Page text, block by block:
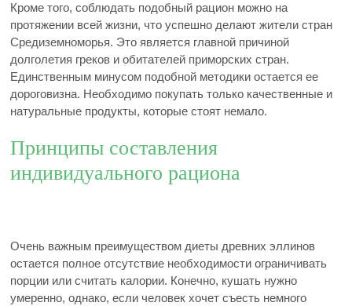
Кроме того, соблюдать подобный рацион можно на
протяжении всей жизни, что успешно делают жители стран
Средиземноморья. Это является главной причиной
долголетия греков и обитателей приморских стран.
Единственным минусом подобной методики остается ее
дороговизна. Необходимо покупать только качественные и
натуральные продукты, которые стоят немало.
Принципы составления
индивидуального рациона
Очень важным преимуществом диеты древних эллинов
остается полное отсутствие необходимости ограничивать
порции или считать калории. Конечно, кушать нужно
умеренно, однако, если человек хочет съесть немного